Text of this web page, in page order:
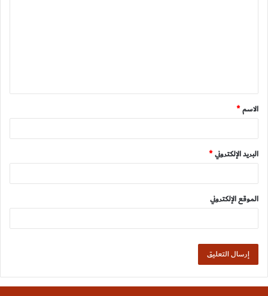
ق
*
الاسم*
البريد الإلكتروني*
الموقع الإلكتروني